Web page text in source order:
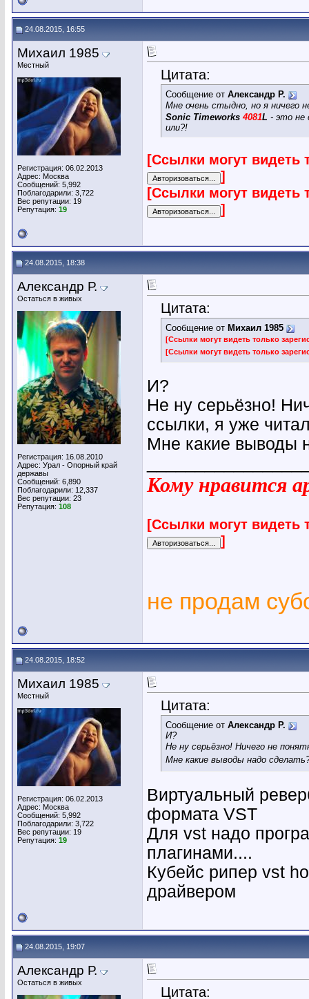
24.08.2015, 16:55
Михаил 1985
Местный
Регистрация: 06.02.2013
Адрес: Москва
Сообщений: 5,992
Поблагодарили: 3,722
Вес репутации: 19
Репутация: 19
Цитата:
Сообщение от Александр Р.
Мне очень стыдно, но я ничего
Sonic Timeworks 4081L - это не
или?!
[Ссылки могут видеть
]
[Ссылки могут видеть
]
24.08.2015, 18:38
Александр Р.
Остаться в живых
Регистрация: 16.08.2010
Адрес: Урал - Опорный край
державы
Сообщений: 6,890
Поблагодарили: 12,337
Вес репутации: 23
Репутация: 108
Цитата:
Сообщение от Михаил 1985
[Ссылки могут видеть только
[Ссылки могут видеть только
И?
Не ну серьёзно!
ссылки, я уже
Мне какие выводы
Кому нравится
[Ссылки могут видеть
]
не продам
24.08.2015, 18:52
Михаил 1985
Местный
Регистрация: 06.02.2013
Адрес: Москва
Сообщений: 5,992
Поблагодарили: 3,722
Вес репутации: 19
Репутация: 19
Цитата:
Сообщение от Александр Р.
И?
Не ну серьёзно! Ничего не
Мне какие выводы надо
Виртуальный
формата VST
Для vst надо
плагинами....
Кубейс рипер vst
драйвером
24.08.2015, 19:07
Александр Р.
Остаться в живых
Цитата: